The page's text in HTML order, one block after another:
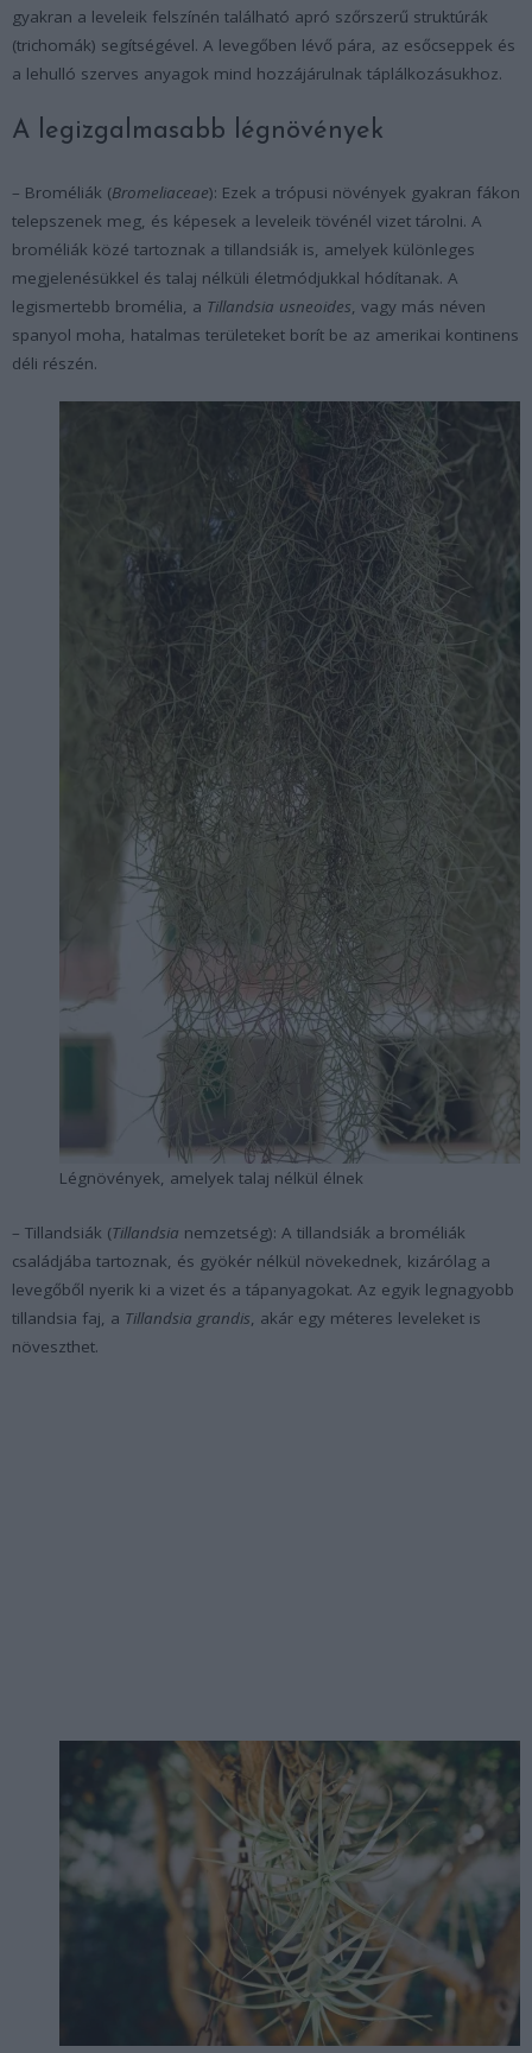
gyakran a leveleik felszínén található apró szőrszerű struktúrák
(trichomák) segítségével. A levegőben lévő pára, az esőcseppek és
a lehulló szerves anyagok mind hozzájárulnak táplálkozásukhoz.
A legizgalmasabb légnövények
– Broméliák (Bromeliaceae): Ezek a trópusi növények gyakran fákon
telepszenek meg, és képesek a leveleik tövénél vizet tárolni. A
broméliák közé tartoznak a tillandsiák is, amelyek különleges
megjelenésükkel és talaj nélküli életmódjukkal hódítanak. A
legismertebb bromélia, a Tillandsia usneoides, vagy más néven
spanyol moha, hatalmas területeket borít be az amerikai kontinens
déli részén.
Légnövények, amelyek talaj nélkül élnek
– Tillandsiák (Tillandsia nemzetség): A tillandsiák a broméliák
családjába tartoznak, és gyökér nélkül növekednek, kizárólag a
levegőből nyerik ki a vizet és a tápanyagokat. Az egyik legnagyobb
tillandsia faj, a Tillandsia grandis , akár egy méteres leveleket is
növeszthet.